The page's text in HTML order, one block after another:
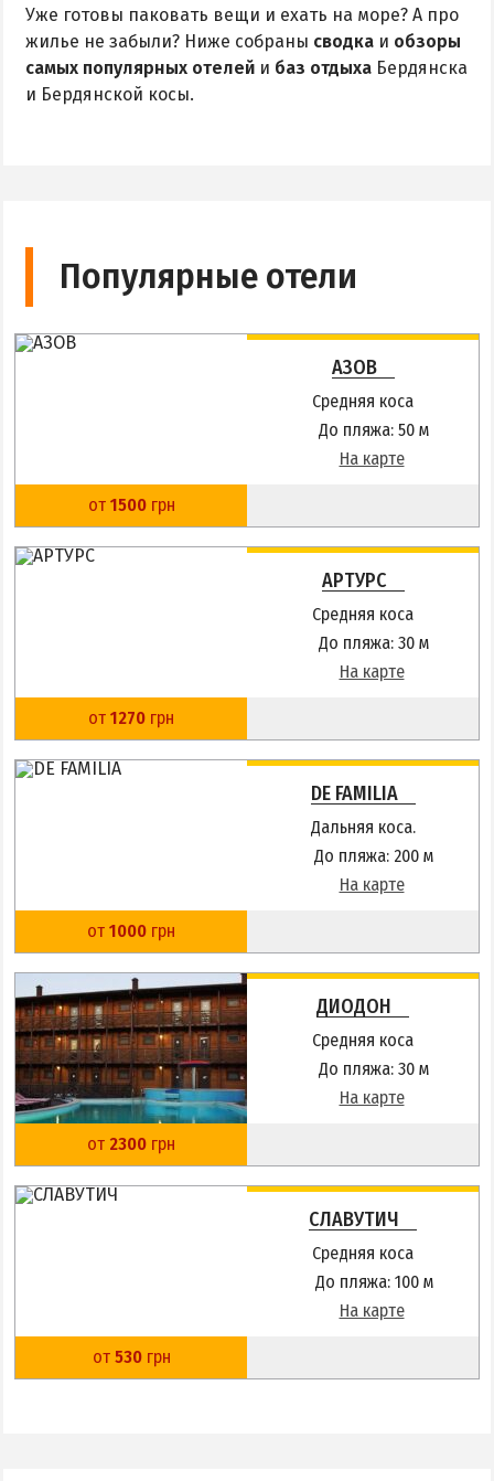
Уже готовы паковать вещи и ехать на море? А про
жилье не забыли? Ниже собраны сводка и обзоры
самых популярных отелей и баз отдыха Бердянска
и Бердянской косы.
Популярные отели
АЗОВ
Средняя коса
До пляжа: 50 м
На карте
от 1500грн
АРТУРС
Средняя коса
До пляжа: 30 м
На карте
от 1270 грн
DE FAMILIA
Дальняя коса.
До пляжа: 200 м
На карте
от 1000 грн
ДИОДОН
Средняя коса
До пляжа: 30 м
На карте
от 2300 грн
СЛАВУТИЧ
Средняя коса
До пляжа: 100 м
На карте
от 530грн